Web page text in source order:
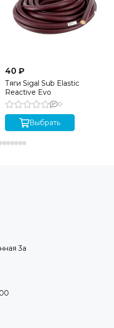
40 ₽
Тяги Sigal Sub Elastic
Reactive Evo
0
Выбрать
3а